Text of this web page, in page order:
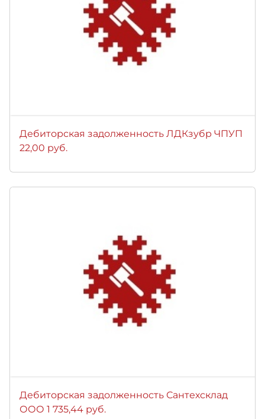
Дебиторская задолженность ЛДКзубр ЧПУП
22,00 руб.
Дебиторская задолженность Сантехсклад
ООО 1 735,44 руб.